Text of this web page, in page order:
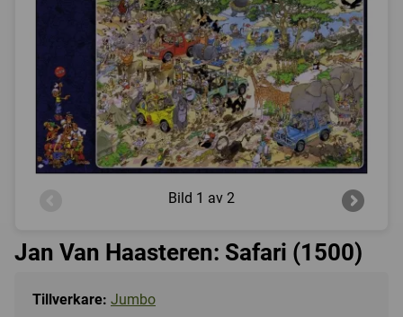
Bild 1 av 2
Jan Van Haasteren: Safari (1500)
Tillverkare: Jumbo